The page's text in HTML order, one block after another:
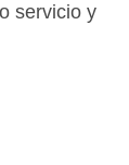
servicio y